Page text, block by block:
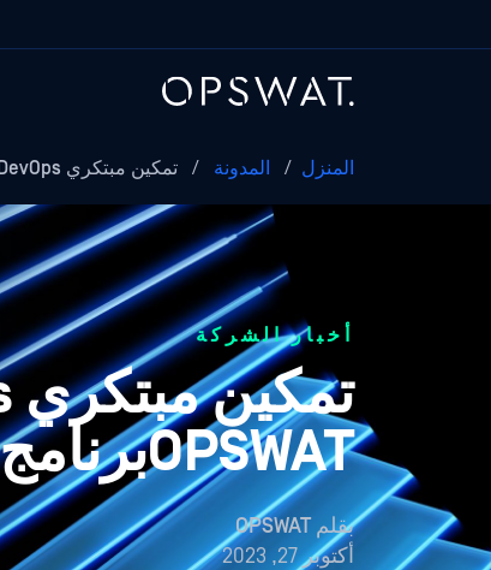
المنزل / المدونة / تمكين مبتكري DevOps المستقبليين: OPSWAT's...
أخبار الشركة
OPSWATبرنامج متدرب DevOps الناجح لعام 2023
بقلم OPSWAT
أكتوبر 27, 2023